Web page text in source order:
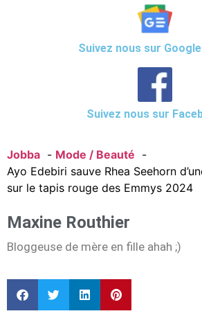
Suivez nous sur
Suivez nous sur
Jobba
Mode / Beauté
Ayo Edebiri sauve Rhea Seehorn
sur le tapis rouge des Emmys 2024
Maxine Routhier
Bloggeuse de mère en fille ahah ;)